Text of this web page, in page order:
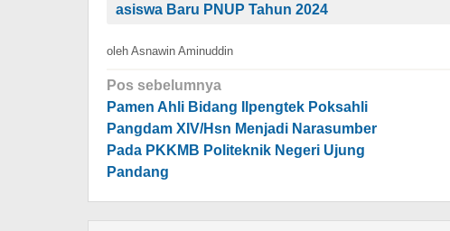
asiswa Baru PNUP Tahun 2024
oleh Asnawin Aminuddin
Navigasi
pos
Pos sebelumnya
Pamen Ahli Bidang Ilpengtek Poksahli
Pangdam XIV/Hsn Menjadi Narasumber
Pada PKKMB Politeknik Negeri Ujung
Pandang